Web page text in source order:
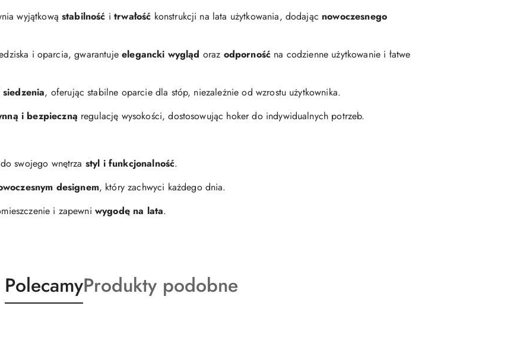
wyjątkowąstabilność itrwałość konstrukcji na lata użytkowania, dodając nowoczesnego
i oparcia, gwarantujeelegancki wygląd oraz odporność na codzienne użytkowanie i łatwe
, oferując stabilne oparcie dla stóp, niezależnie od wzrostu użytkownika.
i bezpieczną regulację wysokości, dostosowując hoker do indywidualnych potrzeb.
swojego wnętrza styl i funkcjonalność.
designem, który zachwyci każdego dnia.
i zapewni wygodę na lata.
Produkty
o
PolecamyProdukty
o
Produkty podobne